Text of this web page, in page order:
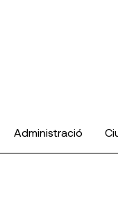
Administració